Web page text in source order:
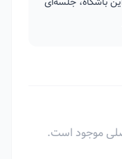
موجود است.